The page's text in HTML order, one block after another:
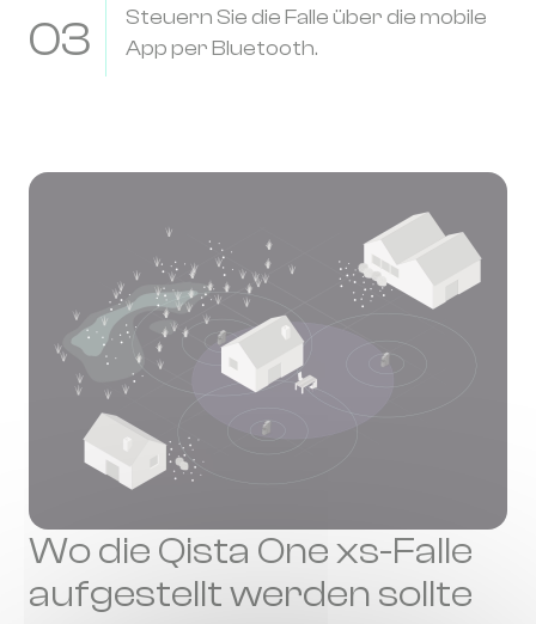
03
Steuern Sie die Falle über die mobile
App per Bluetooth.
Wo die Qista One xs-Falle
aufgestellt werden sollte